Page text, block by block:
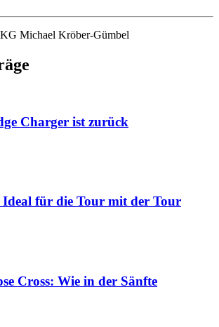
Michael Kröber-Gümbel
Charger ist zurück
für die Tour mit der Tour
Cross: Wie in der Sänfte